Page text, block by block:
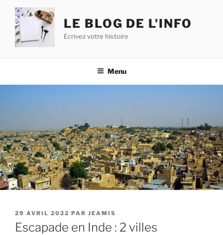
Aller
contenu
principal
LE BLOG DE L'INFO
Ecrivez votre histoire
Menu
PUBLIÉ
LE
29 AVRIL 2022 PAR JEAMIS
Escapade en Inde : 2 villes